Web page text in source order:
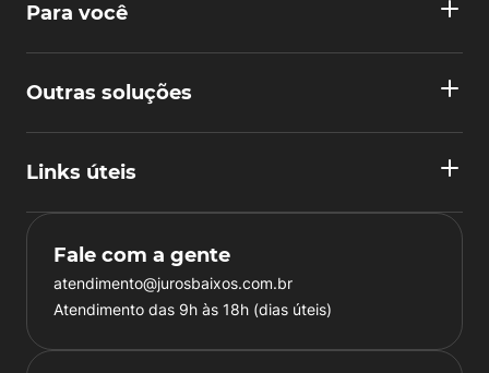
Para você
Outras soluções
Links úteis
Fale com a gente
atendimento@jurosbaixos.com.br
Atendimento das 9h às 18h (dias úteis)